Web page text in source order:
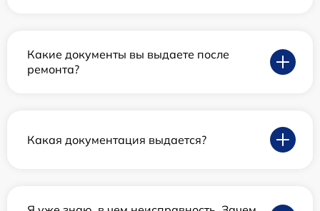
Какие документы вы выдаете после
ремонта?
Какая документация выдается?